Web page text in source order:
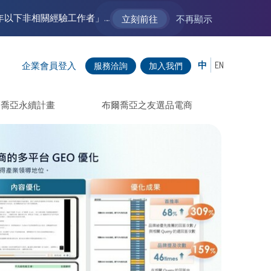
企業會員登入 服務洽詢 加入我們
亞永續計畫 布爾喬亞之友選品電商
中 EN
【VM 布爾喬亞招募中】新聲代發展計劃 2.0 ── AI PR 人才加速養成計劃（歡迎「應屆畢業生」、「一年以下相關 / 三年以下非相關經驗工作者」申請加入） 立刻前往 不再顯示